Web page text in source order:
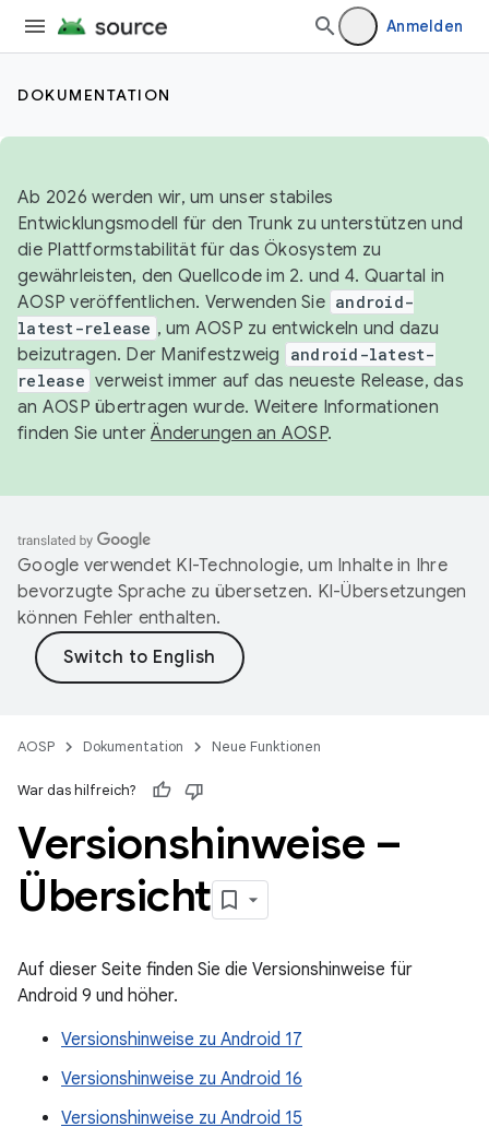
Anmelden
DOKUMENTATION
Ab 2026 werden wir, um unser stabiles
Entwicklungsmodell für den Trunk zu unterstützen und
die Plattformstabilität für das Ökosystem zu
gewährleisten, den Quellcode im 2. und 4. Quartal in
AOSP veröffentlichen. Verwenden Sie android-
latest-release , um AOSP zu entwickeln und dazu
beizutragen. Der Manifestzweig
android-latest-
release verweist immer auf das neueste Release, das
an AOSP übertragen wurde. Weitere Informationen
finden Sie unterÄnderungen an AOSP.
Google verwendet KI-Technologie, um Inhalte in Ihre
bevorzugte Sprache zu übersetzen. KI-Übersetzungen
können Fehler enthalten.
AOSP Dokumentation Neue Funktionen
War das hilfreich?
Versionshinweise –
Übersicht
Auf dieser Seite finden Sie die Versionshinweise für
Android 9 und höher.
Versionshinweise zu Android 17
Versionshinweise zu Android 16
Versionshinweise zu Android 15